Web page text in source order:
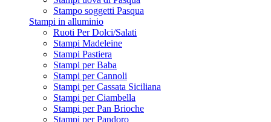
Stampo soggetti Pasqua
Stampi in alluminio
Ruoti Per Dolci/Salati
Stampi Madeleine
Stampi Pastiera
Stampi per Baba
Stampi per Cannoli
Stampi per Cassata Siciliana
Stampi per Ciambella
Stampi per Pan Brioche
Stampi per Pandoro